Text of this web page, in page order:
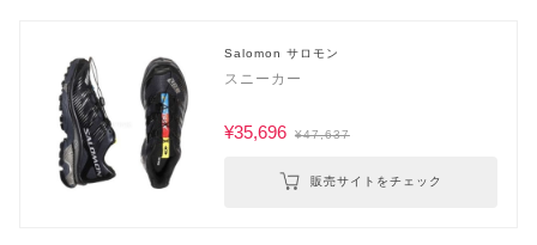
Salomon サロモン
スニーカー
¥35,696 ¥47,637
販売サイトをチェック